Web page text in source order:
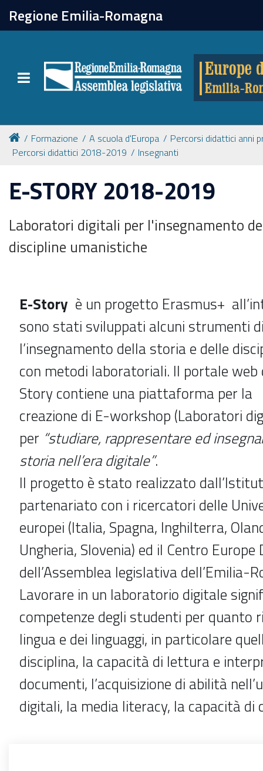
Regione Emilia-Romagna
Toggle navigation
chiudi
Attività
Formazione
Newsletter
Formazione A scuola d'Europa
Percorsi didattici anni
Percorsi didattici 2018-2019
Insegnanti
E-STORY 2018-2019
Laboratori digitali per l'insegnamento
discipline umanistiche
E-Story è un progetto Erasmus+
sono stati sviluppati alcuni strumenti
l’insegnamento della storia e delle
con metodi laboratoriali. Il portale
Storycontiene una piattaforma per la
creazione di E-workshop (Laboratori
per “studiare, rappresentare ed
storia nell’era digitale”.
Il progetto è stato realizzato
partenariato con i ricercatori delle
europei (Italia, Spagna, Inghilterra,
Ungheria, Slovenia) ed il Centro Europe
dell’Assemblea legislativa dell’Emilia-
Lavorare in un laboratorio digitale
competenze degli studenti per quanto
lingua e dei linguaggi, in particolare
disciplina, la capacità di lettura e
documenti, l’acquisizione di abilità
digitali, la media literacy, la capacità di